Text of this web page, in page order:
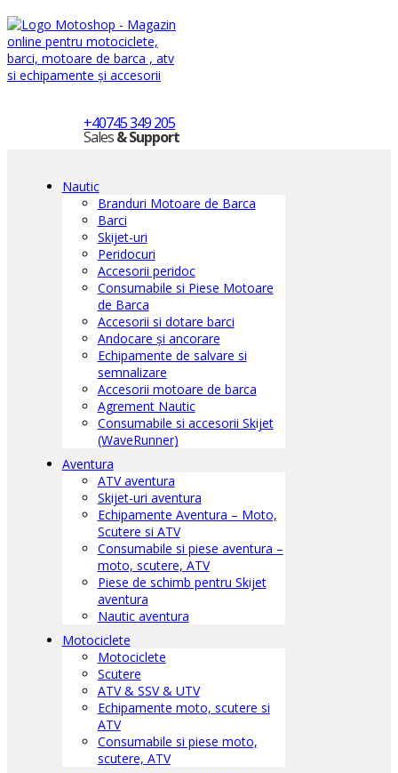
+40745 349 205
Sales& Support
Nautic
Branduri Motoare de Barca
Barci
Skijet-uri
Peridocuri
Accesorii peridoc
Consumabile si Piese Motoare
de Barca
Accesorii si dotare barci
Andocare și ancorare
Echipamente de salvare si
semnalizare
Accesorii motoare de barca
Agrement Nautic
Consumabile si accesorii Skijet
(WaveRunner)
Aventura
ATV aventura
Skijet-uri aventura
Echipamente Aventura – Moto,
Scutere si ATV
Consumabile si piese aventura –
moto, scutere, ATV
Piese de schimb pentru Skijet
aventura
Nautic aventura
Motociclete
Motociclete
Scutere
ATV & SSV & UTV
Echipamente moto, scutere si
ATV
Consumabile si piese moto,
scutere, ATV